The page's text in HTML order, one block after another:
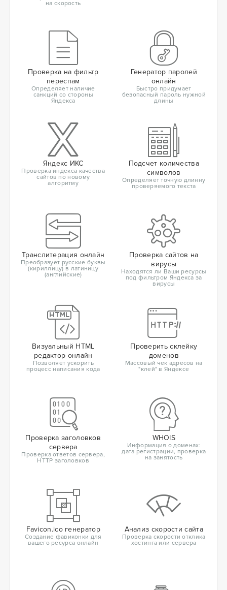
на скорость
Проверка на фильтр
переспам
Определяет наличие
санкций со стороны
Яндекса
Генератор паролей
онлайн
Быстро придумает
безопасный пароль нужной
длины
Яндекс ИКС
Проверка индекса качества
сайтов по новому
алгоритму
Подсчет количества
символов
Определяет точную длинну
проверяемого текста
Транслитерация онлайн
Преобразует русские буквы
(кириллицу) в латиницу
(английские)
Проверка сайтов на
вирусы
Находятся ли Ваши ресурсы
под фильтром Яндекса за
вирусы
Визуальный HTML
редактор онлайн
Позволяет ускорить
процесс написания кода
Проверить склейку
доменов
Массовый чек адресов на
"клей" в Яндексе
Проверка заголовков
сервера
Проверка ответов сервера,
HTTP заголовков
WHOIS
Информация о доменах:
дата регистрации, проверка
на занятость
Favicon.ico генератор
Создание фавиконки для
вашего ресурса онлайн
Анализ скорости сайта
Проверка скорости отклика
хостинга или сервера